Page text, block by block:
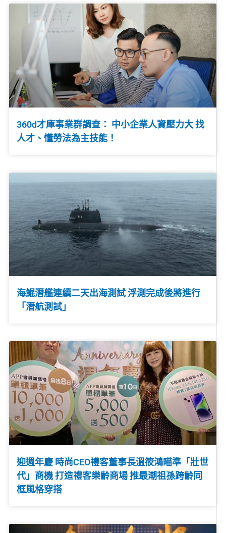
360d才庫事業群調查： 中小企業人資壓力大 找
人才、懂勞法為主技能！
海鯤潛艦連續二天出海測試 浮測完成後將進行
「潛航測試」
迎週年慶 時尚CEO禮客董事長溫筱鴻瞄準「壯世
代」商機 打造禮客樂齡商場 推最潮祖孫跨齡同
框風格穿搭